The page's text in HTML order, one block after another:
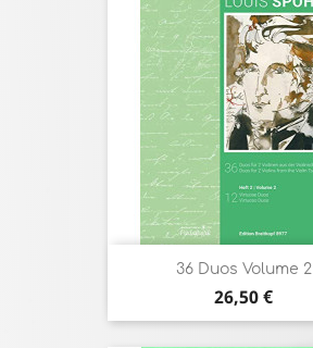
36 Duos Volume 2
Prix
26,50 €